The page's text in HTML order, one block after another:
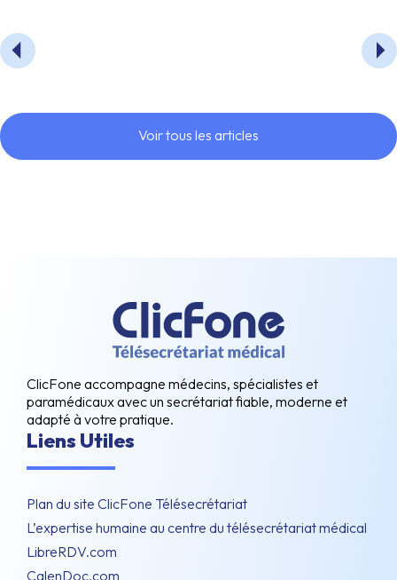
Voir tous les articles
ClicFone accompagne médecins, spécialistes et
paramédicaux avec un secrétariat fiable, moderne et
adapté à votre pratique.
Liens Utiles
Plan du site ClicFone Télésecrétariat
L’expertise humaine au centre du télésecrétariat médical
LibreRDV.com
CalenDoc.com